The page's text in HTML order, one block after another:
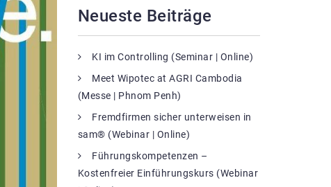
Neueste Beiträge
KI im Controlling (Seminar | Online)
Meet Wipotec at AGRI Cambodia
(Messe | Phnom Penh)
Fremdfirmen sicher unterweisen in
sam® (Webinar | Online)
Führungskompetenzen –
Kostenfreier Einführungskurs (Webinar